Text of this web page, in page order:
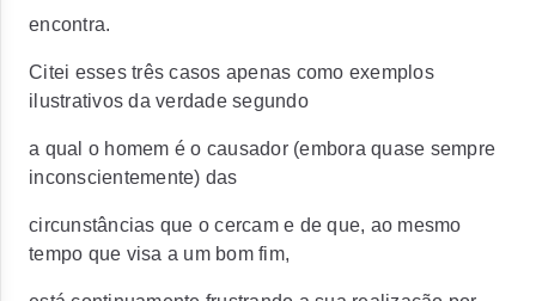
encontra.
Citei esses três casos apenas como exemplos
ilustrativos da verdade segundo
a qual o homem é o causador (embora quase sempre
inconscientemente) das
circunstâncias que o cercam e de que, ao mesmo
tempo que visa a um bom fim,